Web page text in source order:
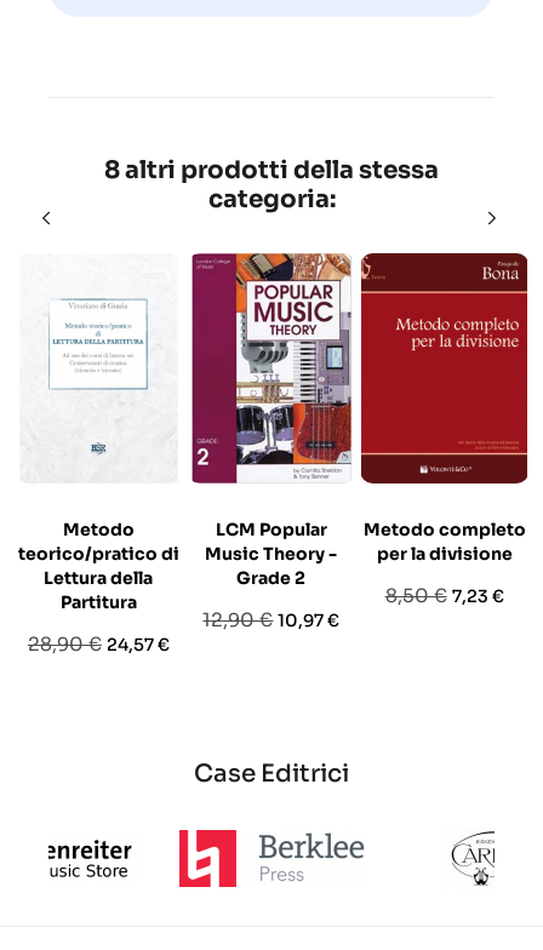
8 altri prodotti della stessa
categoria:
Metodo
teorico/pratico di
Lettura della
Partitura
Prezzo
28,90 € Prezzo
24,57 €
LCM Popular
Music Theory -
Grade 2
Prezzo
12,90 €Prezzo
10,97 €
Metodo completo
per la divisione
Prezzo
8,50 € Prezzo
7,23 €
Case Editrici